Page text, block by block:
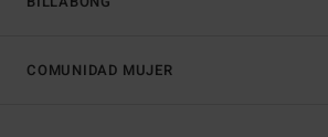
COMUNIDAD MUJER